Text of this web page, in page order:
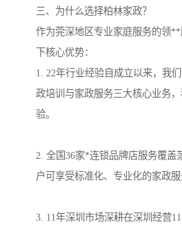
三、为什么选择柏林家政？
作为莞深地区专业家庭服务的领
下核心优势：
1. 22年行业经验自成立以来，我
政培训与家政服务三大核心业务
验。
2. 全国36家*连锁品牌店服务覆盖
户可享受标准化、专业化的家政服
3. 11年深圳市场深耕在深圳经营